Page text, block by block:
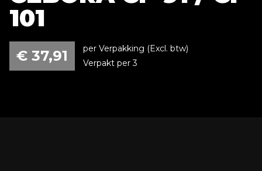
101
€ 37,91
per Verpakking (Excl. btw)
Verpakt per 3